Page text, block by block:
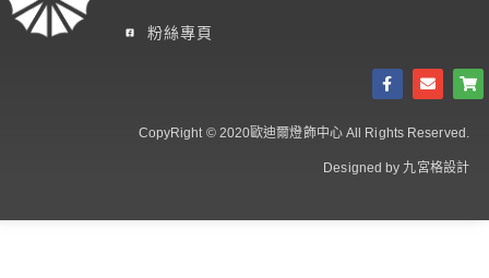
粉絲專頁
CopyRight © 2020歐迪爾燈飾中心 All Rights Reserved.
Designed by 九宮格設計